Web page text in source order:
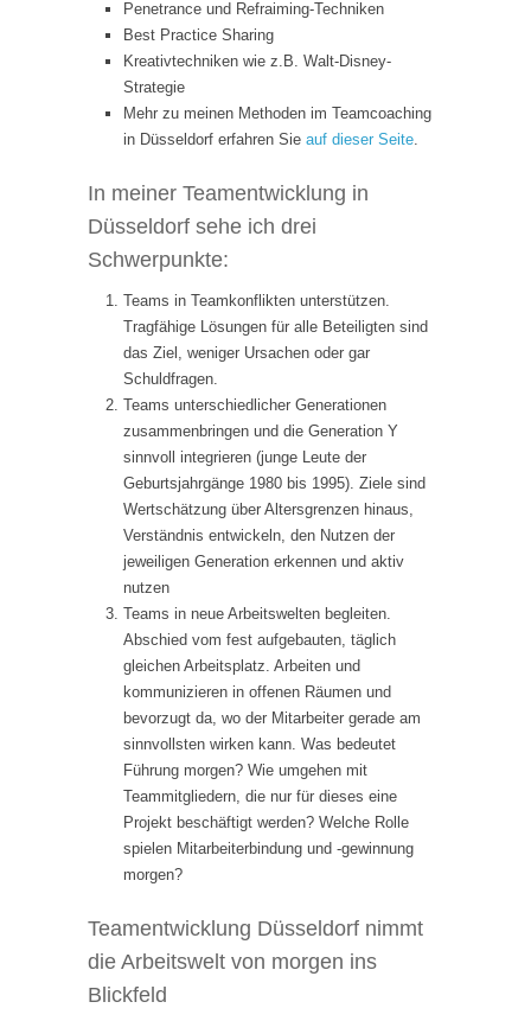
Penetrance und Refraiming-Techniken
Best Practice Sharing
Kreativtechniken wie z.B. Walt-Disney-
Strategie
Mehr zu meinen Methoden im Teamcoaching
in Düsseldorf erfahren Sie auf dieser Seite.
In meiner Teamentwicklung in
Düsseldorf sehe ich drei
Schwerpunkte:
Teams in Teamkonflikten unterstützen.
Tragfähige Lösungen für alle Beteiligten sind
das Ziel, weniger Ursachen oder gar
Schuldfragen.
Teams unterschiedlicher Generationen
zusammenbringen und die Generation Y
sinnvoll integrieren (junge Leute der
Geburtsjahrgänge 1980 bis 1995). Ziele sind
Wertschätzung über Altersgrenzen hinaus,
Verständnis entwickeln, den Nutzen der
jeweiligen Generation erkennen und aktiv
nutzen
Teams in neue Arbeitswelten begleiten.
Abschied vom fest aufgebauten, täglich
gleichen Arbeitsplatz. Arbeiten und
kommunizieren in offenen Räumen und
bevorzugt da, wo der Mitarbeiter gerade am
sinnvollsten wirken kann. Was bedeutet
Führung morgen? Wie umgehen mit
Teammitgliedern, die nur für dieses eine
Projekt beschäftigt werden? Welche Rolle
spielen Mitarbeiterbindung und -gewinnung
morgen?
Teamentwicklung Düsseldorf nimmt
die Arbeitswelt von morgen ins
Blickfeld